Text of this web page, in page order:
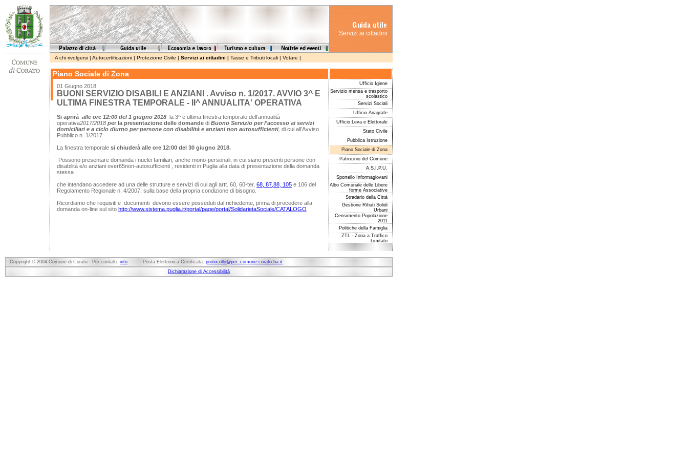
Servizi ai cittadini
A chi rivolgersi | Autocertificazioni | Protezione Civile | Servizi ai cittadini | Tasse e Tributi locali | Votare |
Piano Sociale di Zona
01 Giugno 2018
BUONI SERVIZIO DISABILI E ANZIANI . Avviso n. 1/2017. AVVIO 3^ E
ULTIMA FINESTRA TEMPORALE - II^ ANNUALITA' OPERATIVA
Si aprirà alle ore 12:00 del 1 giugno 2018 la 3^ e ultima finestra temporale dell’annualità
operativa2017/2018 per la presentazione delle domande di Buono Servizio per l’accesso ai servizi
domiciliari e a ciclo diurno per persone con disabilità e anziani non autosufficienti di cui all’Avviso
Pubblico n. 1/2017.
La finestra temporale si chiuderà alle ore 12:00 del 30 giugno 2018.
Possono presentare domanda i nuclei familiari, anche mono-personali, in cui siano presenti persone con
disabilità e/o anziani over65non-autosufficienti , residenti in Puglia alla data di presentazione della domanda
stessa ,
che intendano accedere ad una delle strutture e servizi di cui agli artt. 60, 60-ter, 68, 87,88, 105 e 106 del
Regolamento Regionale n. 4/2007, sulla base della propria condizione di bisogno.
Ricordiamo che requisiti e documenti devono essere posseduti dal richiedente, prima di procedere alla
domanda on-line sul sito http://www.sistema.puglia.it/portal/page/portal/SolidarietaSociale/CATALOGO
Ufficio Igiene
Servizio mensa e trasporto
scolastico
Servizi Sociali
Ufficio Anagrafe
Ufficio Leva e Elettorale
Stato Civile
Pubblica Istruzione
Piano Sociale di Zona
Patrocinio del Comune
A.S.I.P.U.
Sportello Informagiovani
Albo Comunale delle Libere
forme Associative
Stradario della Città
Gestione Rifiuti Solidi
Urbani
Censimento Popolazione
2011
Politiche della Famiglia
ZTL - Zona a Traffico
Limitato
Copyright © 2004 Comune di Corato - Per contatti:info- Posta Elettronica Certificata:protocollo@pec.comune.corato.ba.it
Dichiarazione di Accessibilità